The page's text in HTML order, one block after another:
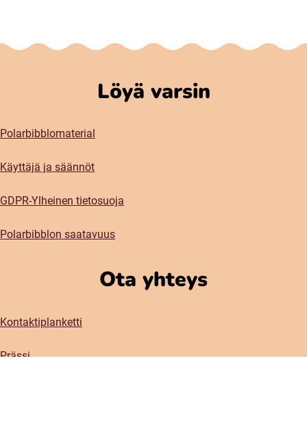
Löyä varsin
Polarbibblomaterial
Käyttäjä ja säännöt
GDPR-Ylheinen tietosuoja
Polarbibblon saatavuus
Ota yhteys
Kontaktiplanketti
Prässi